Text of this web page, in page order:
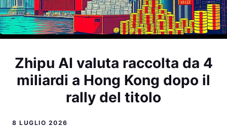
Zhipu AI valuta raccolta da 4
miliardi a Hong Kong dopo il
rally del titolo
8 LUGLIO 2026